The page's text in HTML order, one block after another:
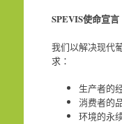
SPEVIS使命宣言
我们以解决现代
求：
生产者的
消费者的
环境的永